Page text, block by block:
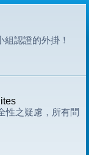
認證的外掛！
性之疑慮，所有問